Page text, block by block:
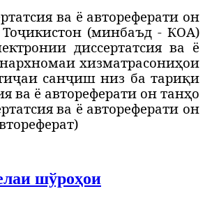
ва ё автореферати он
(минбаъд - КОА)
диссертатсия ва ё
хизматрасониҳои
санҷиш низ ба тариқи
ва ё автореферати он танҳо
ва ё автореферати он
шўроҳои